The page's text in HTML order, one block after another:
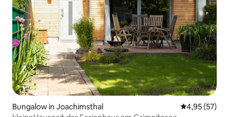
Bungalow in Joachimsthal
4,95 (57)